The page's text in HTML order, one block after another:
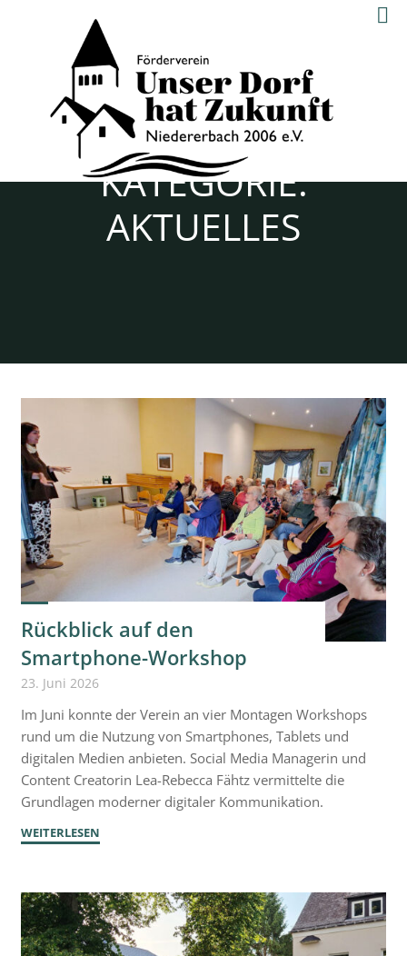
UNSER DORF
HAT ZUKUNFT
NIEDERERBACH
2006 E.V.KATEGORIE:
AKTUELLES
Rückblick auf den
Smartphone-Workshop
23. Juni 2026
Im Juni konnte der Verein an vier Montagen Workshops
rund um die Nutzung von Smartphones, Tablets und
digitalen Medien anbieten. Social Media Managerin und
Content Creatorin Lea-Rebecca Fähtz vermittelte die
Grundlagen moderner digitaler Kommunikation.
WEITERLESEN
Smartphone-
Workshop"